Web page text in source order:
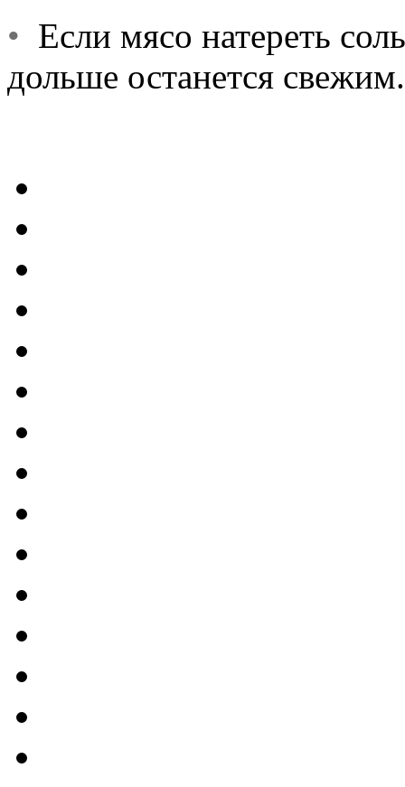
• Если мясо натереть
дольше останется свежим.